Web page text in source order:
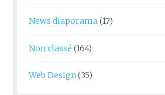
News diaporama(17)
Non classé (164)
Web Design(35)